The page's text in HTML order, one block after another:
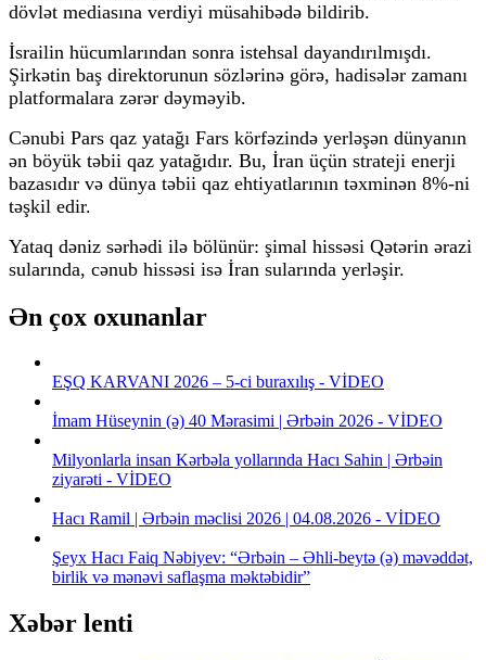
dövlət mediasına verdiyi müsahibədə bildirib.
İsrailin hücumlarından sonra istehsal dayandırılmışdı.
Şirkətin baş direktorunun sözlərinə görə, hadisələr zamanı
platformalara zərər dəyməyib.
Cənubi Pars qaz yatağı Fars körfəzində yerləşən dünyanın
ən böyük təbii qaz yatağıdır. Bu, İran üçün strateji enerji
bazasıdır və dünya təbii qaz ehtiyatlarının təxminən 8%-ni
təşkil edir.
Yataq dəniz sərhədi ilə bölünür: şimal hissəsi Qətərin ərazi
sularında, cənub hissəsi isə İran sularında yerləşir.
Ən çox oxunanlar
EŞQ KARVANI 2026 – 5-ci buraxılış - VİDEO
İmam Hüseynin (ə) 40 Mərasimi | Ərbəin 2026 - VİDEO
Milyonlarla insan Kərbəla yollarında Hacı Sahin | Ərbəin
ziyarəti - VİDEO
Hacı Ramil | Ərbəin məclisi 2026 | 04.08.2026 - VİDEO
Şeyx Hacı Faiq Nəbiyev: “Ərbəin – Əhli-beytə (ə) məvəddət,
birlik və mənəvi saflaşma məktəbidir”
Xəbər lenti